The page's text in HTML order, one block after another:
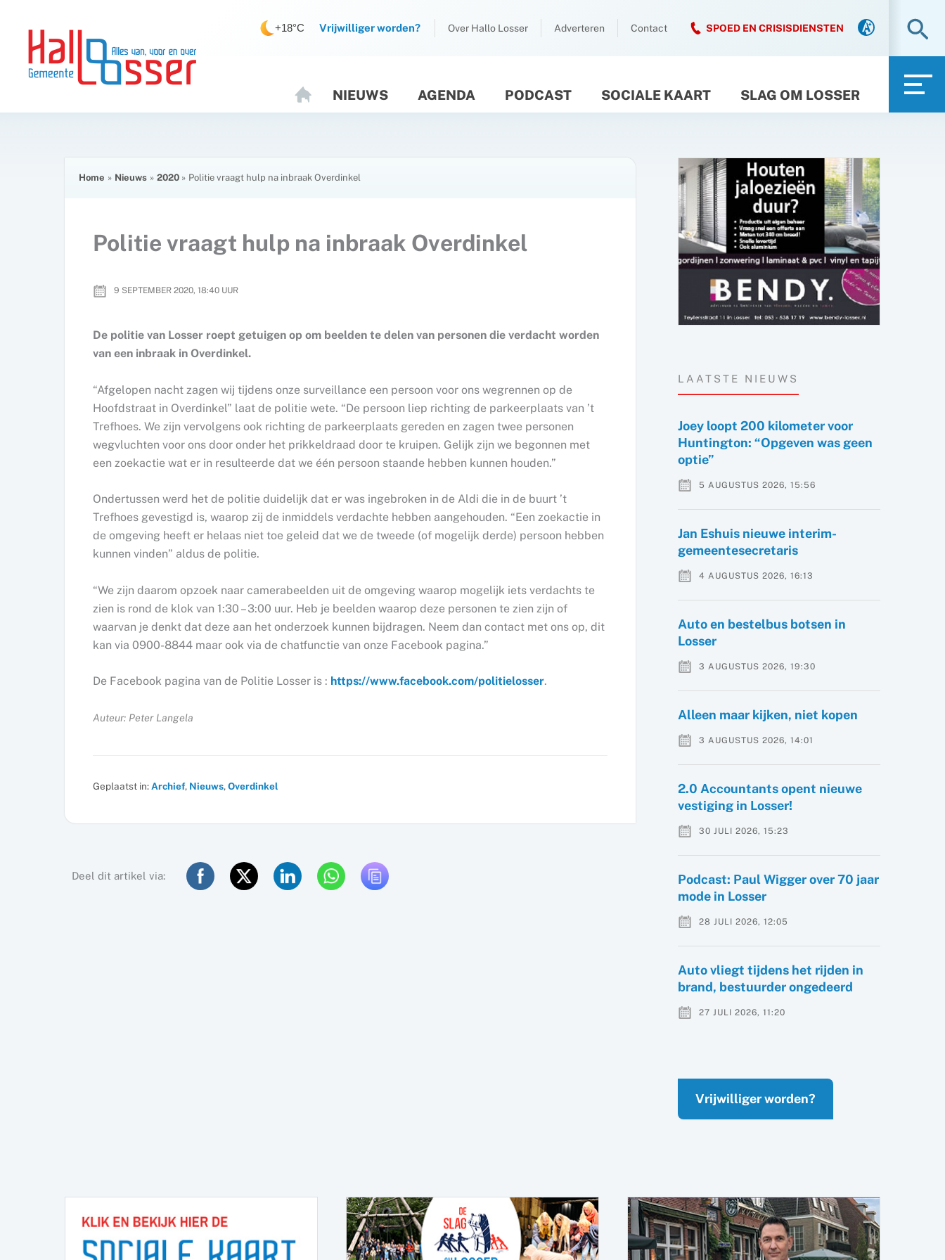
inhoud
inhoud
+18°C Vrijwilliger worden? Over Hallo Losser Adverteren Contact SPOED EN CRISISDIENSTEN
O
M
NIEUWS AGENDA PODCAST SOCIALE KAART SLAG OM LOSSER
Home Nieuws 2020 Politie vraagt hulp na inbraak Overdinkel
Politie vraagt hulp na inbraak Overdinkel
9 SEPTEMBER 2020, 18:40 UUR
De politie van Losser roept getuigen op om beelden te delen van personen die verdacht worden
van een inbraak in Overdinkel.
“Afgelopen nacht zagen wij tijdens onze surveillance een persoon voor ons wegrennen op de
Hoofdstraat in Overdinkel” laat de politie wete. “De persoon liep richting de parkeerplaats van ’t
Trefhoes. We zijn vervolgens ook richting de parkeerplaats gereden en zagen twee personen
wegvluchten voor ons door onder het prikkeldraad door te kruipen. Gelijk zijn we begonnen met
een zoekactie wat er in resulteerde dat we één persoon staande hebben kunnen houden.”
Ondertussen werd het de politie duidelijk dat er was ingebroken in de Aldi die in de buurt ’t
Trefhoes gevestigd is, waarop zij de inmiddels verdachte hebben aangehouden. “Een zoekactie in
de omgeving heeft er helaas niet toe geleid dat we de tweede (of mogelijk derde) persoon hebben
kunnen vinden” aldus de politie.
“We zijn daarom opzoek naar camerabeelden uit de omgeving waarop mogelijk iets verdachts te
zien is rond de klok van 1:30 – 3:00 uur. Heb je beelden waarop deze personen te zien zijn of
waarvan je denkt dat deze aan het onderzoek kunnen bijdragen. Neem dan contact met ons op, dit
kan via 0900-8844 maar ook via de chatfunctie van onze Facebook pagina.”
De Facebook pagina van de Politie Losser is : https://www.facebook.com/politielosser.
Auteur: Peter Langela
Geplaatst in: Archief, Nieuws,Overdinkel
Deel dit artikel via:
LAATSTE NIEUWS
Joey loopt 200 kilometer voor
Huntington: “Opgeven was geen
optie”
5 AUGUSTUS 2026, 15:56
Jan Eshuis nieuwe interim-
gemeentesecretaris
4 AUGUSTUS 2026, 16:13
Auto en bestelbus botsen in
Losser
3 AUGUSTUS 2026, 19:30
Alleen maar kijken, niet kopen
3 AUGUSTUS 2026, 14:01
2.0 Accountants opent nieuwe
vestiging in Losser!
30 JULI 2026, 15:23
Podcast: Paul Wigger over 70 jaar
mode in Losser
28 JULI 2026, 12:05
Auto vliegt tijdens het rijden in
brand, bestuurder ongedeerd
27 JULI 2026, 11:20
Vrijwilliger worden?